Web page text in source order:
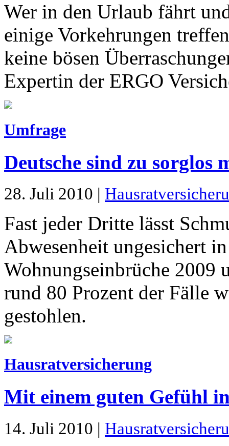
Wer in den Urlaub fährt
einige Vorkehrungen
keine bösen
Expertin der ERGO
Umfrage
Deutsche sind zu sorglos
28. Juli 2010 |
Fast jeder Dritte lässt
Abwesenheit ungesichert
Wohnungseinbrüche 2009
rund 80 Prozent der Fälle
gestohlen.
Hausratversicherung
Mit einem guten Gefühl
14. Juli 2010 |